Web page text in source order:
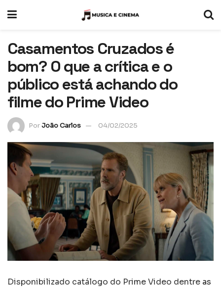
Casamentos Cruzados é
bom? O que a crítica e o
público está achando do
filme do Prime Video
PorJoão Carlos 04/02/2025
Disponibilizado catálogo do Prime Video dentre as